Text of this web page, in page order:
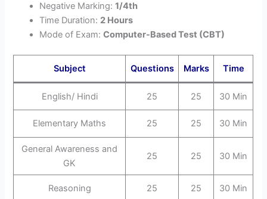
Negative Marking:1/4th
Time Duration: 2 Hours
Mode of Exam:Computer-Based Test (CBT)
Subject Questions Marks Time
English/ Hindi 25 25 30 Min
Elementary Maths 25 25 30 Min
General Awareness and
GK
25 25 30 Min
Reasoning 25 25 30 Min